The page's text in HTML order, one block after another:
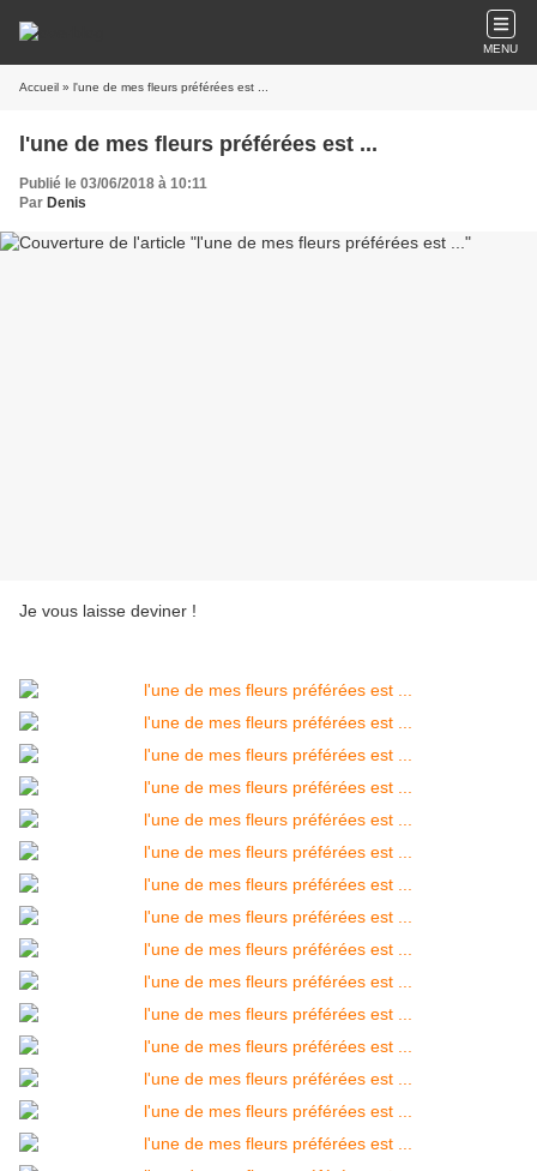
MENU
Accueil » l'une de mes fleurs préférées est ...
l'une de mes fleurs préférées est ...
Publié le 03/06/2018 à 10:11
Par Denis
Je vous laisse deviner !